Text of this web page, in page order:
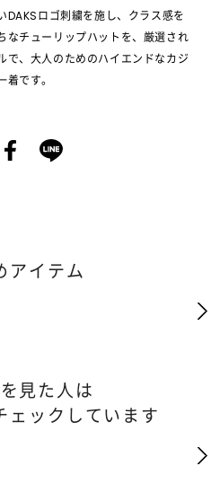
DAKSロゴ刺繍を施し、クラス感を
なチューリップハットを、厳選され
で、大人のためのハイエンドなカジ
です。
アイテム
見た人は
ェックしています